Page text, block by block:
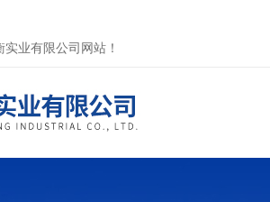
业有限公司网站！